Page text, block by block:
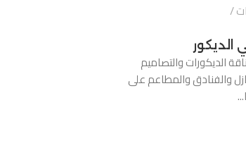
الديكور
الديكورات والتصاميم
والفنادق والمطاعم على